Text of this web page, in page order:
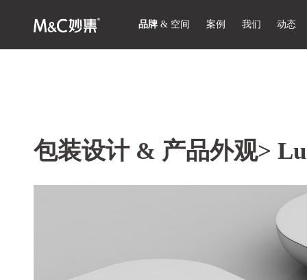
品牌 & 空间 案例 我们 动态
包装设计 & 产品外观>